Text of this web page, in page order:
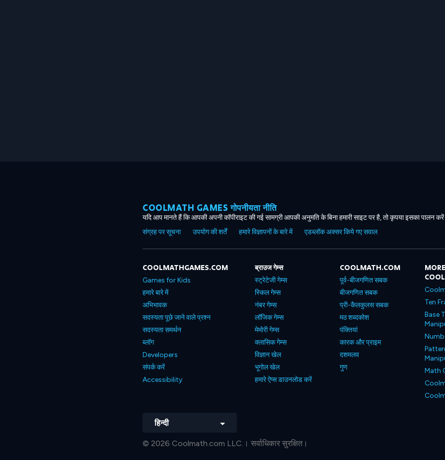
COOLMATH GAMES गोपनीयता नीति
यदि आप मानते हैं कि आपकी अपनी कॉपीराइट की गई सामग्री आपकी अनुमति के बिना हमारी साइट पर है, तो कृपया इसका पालन करें
संग्रह पर सूचना
उपयोग की शर्तें हमारे विज्ञापनों के बारे में एडब्लॉक अक्सर किये गए सवाल
COOLMATHGAMES.COM
Games for Kids
हमारे बारे में
अभिभावक
सदस्यता पूछे जाने वाले प्रश्न
सदस्यता समर्थन
ब्लॉग
Developers
संपर्क करें
Accessibility
ब्राउज गेम्स
स्ट्रेटेजी गेम्स
स्किल गेम्स
नंबर गेम्स
लॉजिक गेम्स
मेमोरी गेम्स
क्लासिक गेम्स
विज्ञान खेल
भूगोल खेल
हमारे ऐप्स डाउनलोड करें
COOLMATH.COM
पूर्व-बीजगणित सबक
बीजगणित सबक
प्री-कैलकुलस सबक
मठ शब्दकोश
पंक्तियां
कारक और प्राइम
दशमलव
गुण
Ten
Base
Math
हिन्दी
© 2026 Coolmath.com LLC.। सर्वाधिकार सुरक्षित।